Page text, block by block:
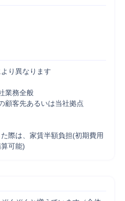
り異なります
業務全般
顧客先あるいは当社拠点
際は、家賃半額負担(初期費用
可能)